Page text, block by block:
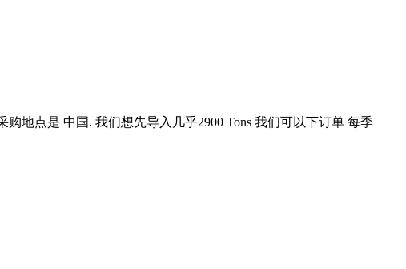
购地点是 中国. 我们想先导入几乎2900 Tons 我们可以下订单 每季